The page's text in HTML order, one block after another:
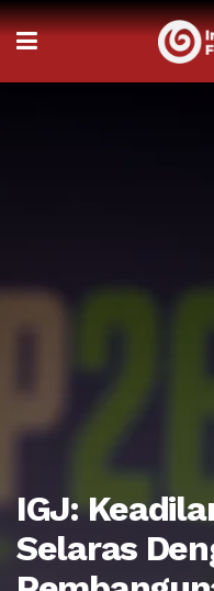
IGJ:
Selaras